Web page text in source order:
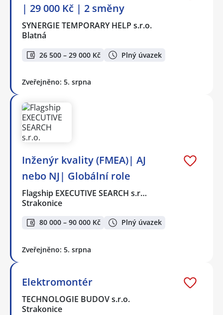
| 29 000 Kč | 2 směny
SYNERGIE TEMPORARY HELP s.r.o.
Blatná
26 500 – 29 000 Kč Plný úvazek
Zveřejněno: 5. srpna
Inženýr kvality (FMEA)| AJ
nebo NJ| Globální role
Flagship EXECUTIVE SEARCH s.r…
Strakonice
80 000 – 90 000 Kč Plný úvazek
Zveřejněno: 5. srpna
Elektromontér
TECHNOLOGIE BUDOV s.r.o.
Strakonice